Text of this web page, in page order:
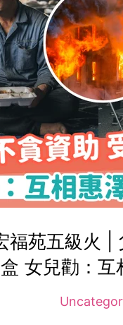
福苑五級火
女兒勸：